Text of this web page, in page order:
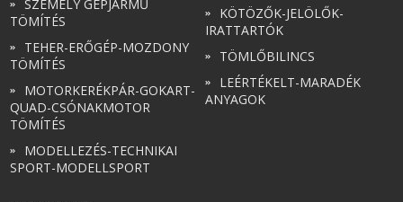
SZEMÉLY GÉPJÁRMŰ
TÖMÍTÉS
TEHER-ERŐGÉP-MOZDONY
TÖMÍTÉS
MOTORKERÉKPÁR-GOKART-
QUAD-CSÓNAKMOTOR
TÖMÍTÉS
MODELLEZÉS-TECHNIKAI
SPORT-MODELLSPORT
KÖTÖZŐK-JELÖLŐK-
IRATTARTÓK
TÖMLŐBILINCS
LEÉRTÉKELT-MARADÉK
ANYAGOK